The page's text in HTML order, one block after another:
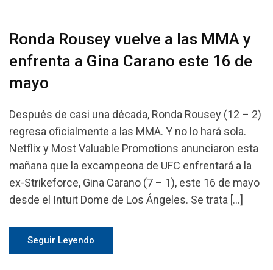
Ronda Rousey vuelve a las MMA y
enfrenta a Gina Carano este 16 de
mayo
Después de casi una década, Ronda Rousey (12 – 2)
regresa oficialmente a las MMA. Y no lo hará sola.
Netflix y Most Valuable Promotions anunciaron esta
mañana que la excampeona de UFC enfrentará a la
ex-Strikeforce, Gina Carano (7 – 1), este 16 de mayo
desde el Intuit Dome de Los Ángeles. Se trata […]
Seguir Leyendo